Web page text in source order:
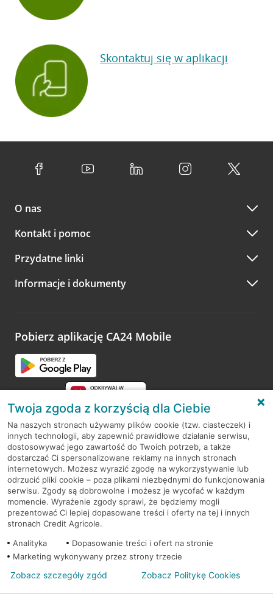
Skontaktuj się w aplikacji
O nas
Kontakt i pomoc
Przydatne linki
Informacje i dokumenty
Pobierz aplikację CA24 Mobile
RODO
Regulamin serwisu
Mapa serwisu
PolitykaCookies
© 2026 Credit Agricole Bank Polska S.A. Wszelkie prawa zastrzeżone
Twoja zgoda z korzyścią dla Ciebie
Na naszych stronach używamy plików cookie (tzw. ciasteczek) i
innych technologii, aby zapewnić prawidłowe działanie serwisu,
dostosowywać jego zawartość do Twoich potrzeb, a także
dostarczać Ci spersonalizowane reklamy na innych stronach
internetowych. Możesz wyrazić zgodę na wykorzystywanie lub
odrzucić pliki cookie – poza plikami niezbędnymi do funkcjonowania
serwisu. Zgody są dobrowolne i możesz je wycofać w każdym
momencie. Wyrażenie zgody sprawi, że będziemy mogli
prezentować Ci lepiej dopasowane treści i oferty na tej i innych
stronach Credit Agricole.
Analityka
Dopasowanie treści i ofert na stronie
Marketing wykonywany przez strony trzecie
Zobacz szczegóły zgód Zobacz Politykę Cookies